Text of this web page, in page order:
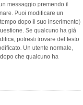
messaggio premendo il
Puoi modificare un
dopo il suo inserimento)
Se qualcuno ha già
potresti trovare del testo
Un utente normale,
che qualcuno ha